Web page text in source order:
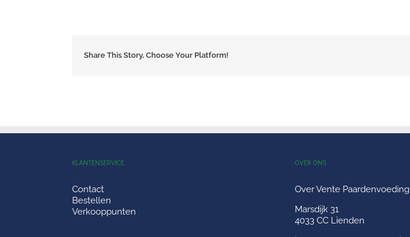
Share This Story, Choose Your Platform!
KLANTENSERVICE
Contact
Bestellen
Verkooppunten
OVER ONS
Over Vente Paardenvoeding
Marsdijk 31
4033 CC Lienden